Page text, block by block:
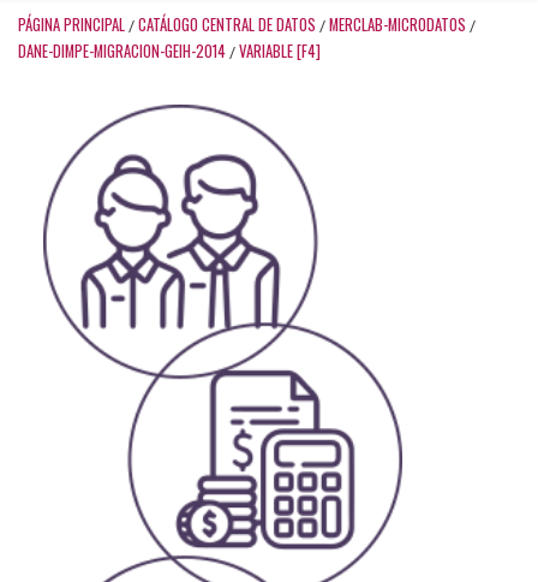
PÁGINA PRINCIPAL / CATÁLOGO CENTRAL DE DATOS / MERCLAB-MICRODATOS /
DANE-DIMPE-MIGRACION-GEIH-2014 / VARIABLE [F4]